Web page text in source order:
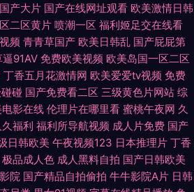
产大片 国产在线网址观看 欧美激情日韩
二区黄片 喷潮一区 福利姬足交在线看
频 青青草国产 欧美日韩乱 国产屁屁第
91AV 免费欧美视频 欧美岛国一区二区
丁香五月花激情网 欧美爱爱tv视频 免费
碰 国产免费看二区 三级黄色片网站 综
电影在线 伦理片在哪里看 蜜桃午夜网 久
久福利 福利所导航视频 成人片免费 国产
日韩欧美 午夜视频123 日本推理片 丁香
极品成人色 成人黑料自拍 国产日韩欧美
院 国产精品自拍偷拍 牛牛影院A片 日韩